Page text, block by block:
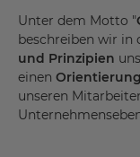
Unter dem Motto "
beschreiben wir in
und Prinzipien
einen
unseren